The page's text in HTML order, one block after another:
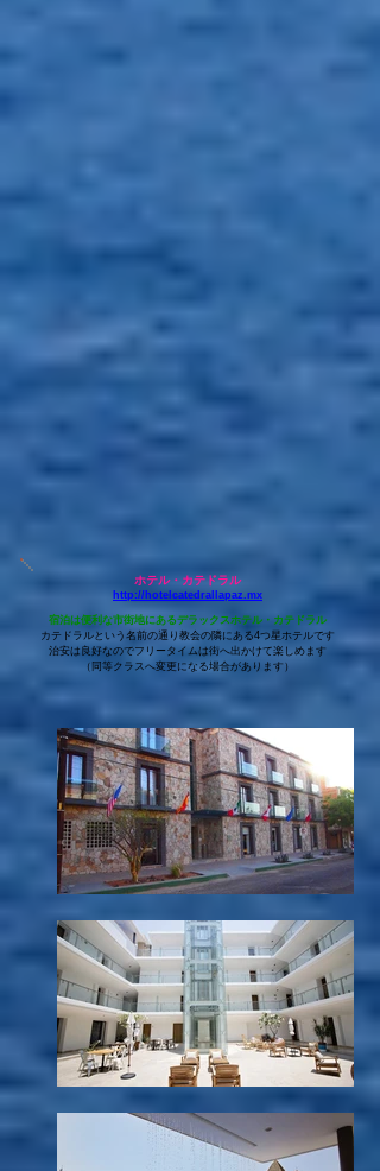
ホテル・カテドラル
http://hotelcatedrallapaz.mx
宿泊は便利な市街地にあるデラックスホテル・カテドラル
カテドラルという名前の通り教会の隣にある4つ星ホテルです
治安は良好なのでフリータイムは街へ出かけて楽しめます
​（同等クラスへ変更になる場合があります）